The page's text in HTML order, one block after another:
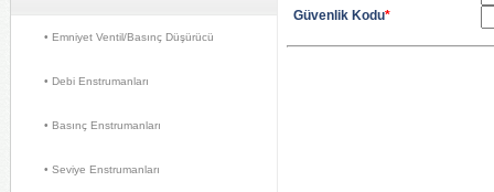
• Emniyet Ventil/Basınç Düşürücü
• Debi Enstrumanları
• Basınç Enstrumanları
• Seviye Enstrumanları
Güvenlik Kodu*